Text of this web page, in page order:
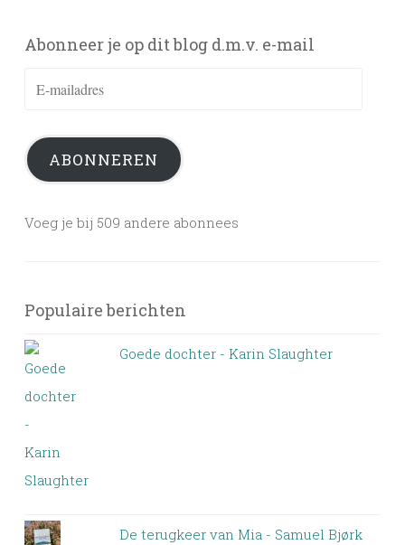
Abonneer je op dit blog d.m.v. e-mail
ABONNEREN
Voeg je bij 509 andere abonnees
Populaire berichten
Goede dochter - Karin Slaughter
De terugkeer van Mia - Samuel Bjørk